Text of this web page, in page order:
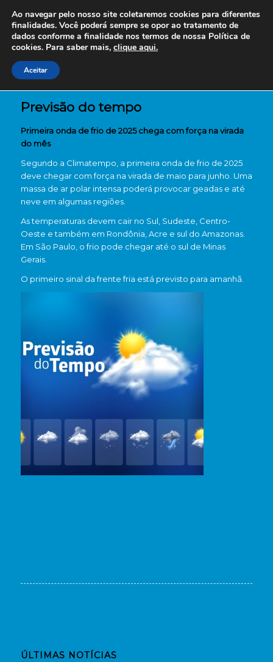
Previsão do tempo
Primeira onda de frio de 2025 chega com força na virada
do mês
Segundo a Climatempo, a primeira onda de frio de 2025
deve chegar com força na virada de maio para junho. Uma
massa de ar polar intensa poderá provocar geadas e até
neve em algumas regiões.
As temperaturas devem cair no Sul, Sudeste, Centro-
Oeste e também em Rondônia, Acre e sul do Amazonas.
Em São Paulo, o frio pode chegar até o sul de Minas
Gerais.
O primeiro sinal da frente fria está previsto para amanhã.
ÚLTIMAS NOTÍCIAS
Ao navegar pelo nosso site coletaremos cookies para diferentes
finalidades. Você poderá sempre se opor ao tratamento de
dados conforme a finalidade nos termos de nossa Política de
cookies. Para saber mais, clique aqui.
Aceitar